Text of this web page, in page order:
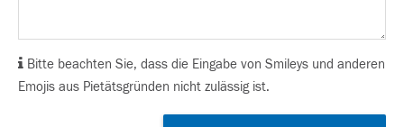
Bitte beachten Sie, dass die Eingabe von Smileys und anderen
Emojis aus Pietätsgründen nicht zulässig ist.